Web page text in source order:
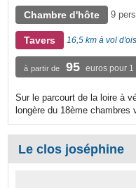
Chambre d'hôte 9
Tavers 16,5 km à vol
à partir de 95 euros pour
Sur le parcourt de la loire à
longère du 18ème
Le clos joséphine